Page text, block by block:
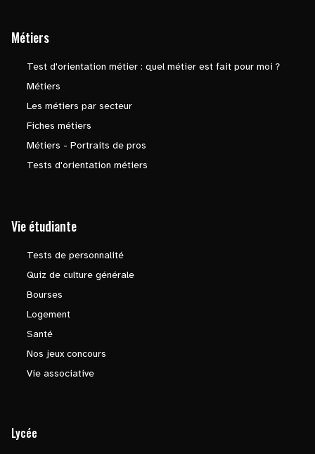
Métiers
Test d'orientation métier : quel métier est fait pour moi ?
Métiers
Les métiers par secteur
Fiches métiers
Métiers - Portraits de pros
Tests d'orientation métiers
Vie étudiante
Tests de personnalité
Quiz de culture générale
Bourses
Logement
Santé
Nos jeux concours
Vie associative
Lycée